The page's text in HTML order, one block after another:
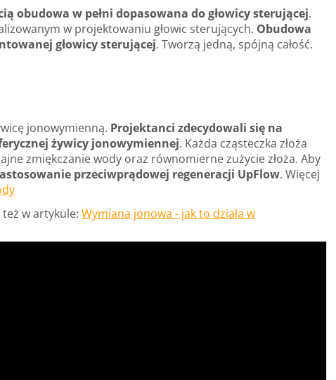
obudowa w pełni dopasowana do głowicy sterującej.
w projektowaniu głowic sterujących. Obudowa
głowicy sterującej. Tworzą jedną, spójną całość.
jonowymienną. Projektanci zdecydowali się na
żywicy jonowymiennej. Każda cząsteczka złoża
zmiękczanie wody oraz równomierne zużycie złoża. Aby
przeciwprądowej regeneracji UpFlow. Więcej
też w artykule: Wymiana jonowa - jak to działa w